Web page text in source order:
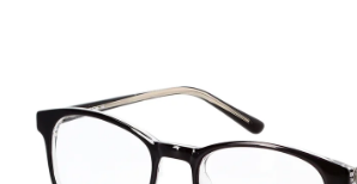
5
hvězdiček.